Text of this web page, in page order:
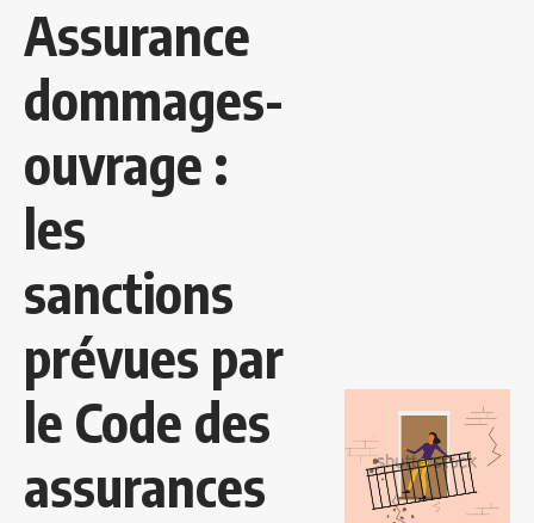
Assurance
dommages-
ouvrage :
les
sanctions
prévues par
le Code des
assurances